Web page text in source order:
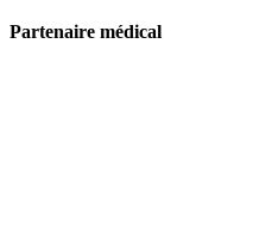
Partenaire médical